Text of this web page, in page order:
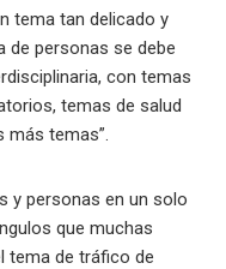
tema tan delicado y
personas se debe
con temas
temas de salud
más temas”.
y personas en un solo
que muchas
tema de tráfico de